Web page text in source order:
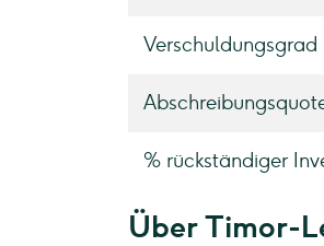
Verschuldungsgrad
% rückständiger
Über Timor-